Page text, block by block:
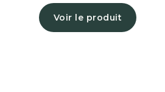
Voir le produit